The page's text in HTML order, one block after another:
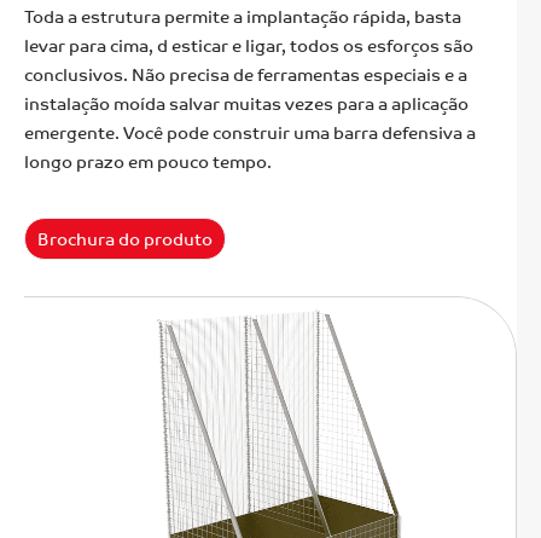
Toda a estrutura permite a implantação rápida, basta
levar para cima, d esticar e ligar, todos os esforços são
conclusivos. Não precisa de ferramentas especiais e a
instalação moída salvar muitas vezes para a aplicação
emergente. Você pode construir uma barra defensiva a
longo prazo em pouco tempo.
Brochura do produto